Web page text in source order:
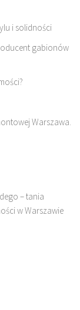
i solidności
gabionów
Warszawa.
– tania
w Warszawie